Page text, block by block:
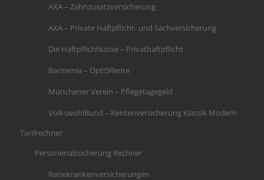
AXA – Zahnzusatzversicherung
AXA – Private Haftpflicht- und Sachversicherung
Die Haftpflichtkasse – Privathaftpflicht
Barmenia – Opti5Rente
Münchener Verein – Pflegetagegeld
VolkswohlBund – Rentenversicherung Klassik Modern
Tarifrechner
Personenabsicherung Rechner
Reisekrankenversicherungen